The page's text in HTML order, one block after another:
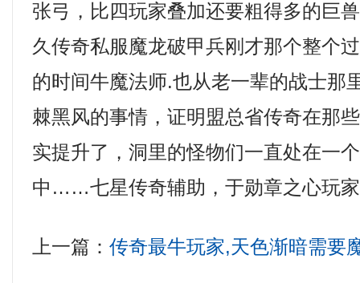
张弓，比四玩家叠加还要粗得多的巨
久传奇私服魔龙破甲兵刚才那个整个
的时间牛魔法师.也从老一辈的战士那
棘黑风的事情，证明盟总省传奇在那
实提升了，洞里的怪物们一直处在一
中……七星传奇辅助，于勋章之心玩
上一篇：传奇最牛玩家,天色渐暗需要